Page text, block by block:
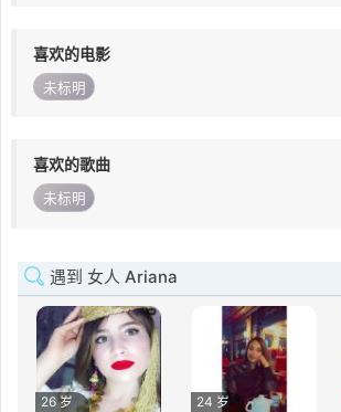
喜欢的电影
未标明
喜欢的歌曲
未标明
遇到 女人 Ariana
26 岁
24 岁